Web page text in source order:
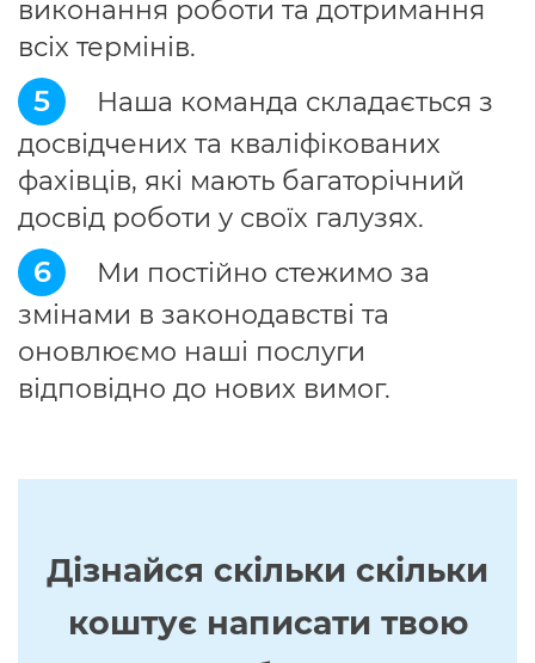
виконання роботи та дотримання
всіх термінів.
5
Наша команда складається з
досвідчених та кваліфікованих
фахівців, які мають багаторічний
досвід роботи у своїх галузях.
6
Ми постійно стежимо за
змінами в законодавстві та
оновлюємо наші послуги
відповідно до нових вимог.
Дізнайся скільки скільки
коштує написати твою